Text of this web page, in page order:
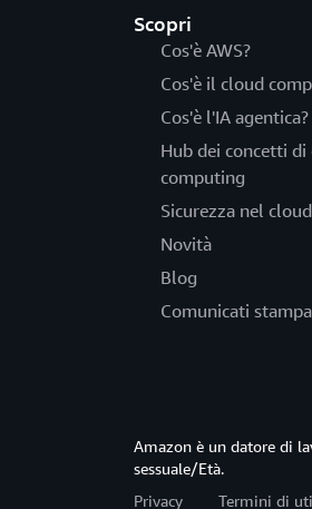
Scopri
Cos'è AWS?
Cos'è il cloud
Cos'è l'IA agentica?
Hub dei concetti di
computing
Sicurezza nel
Novità
Blog
Comunicati stampa
Amazon è un datore di
sessuale/Età.
Privacy
Termini di